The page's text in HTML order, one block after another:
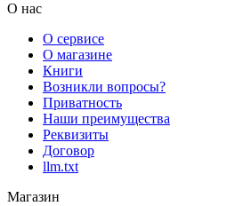
О нас
О сервисе
О магазине
Книги
Возникли вопросы?
Приватность
Наши преимущества
Реквизиты
Договор
llm.txt
Магазин